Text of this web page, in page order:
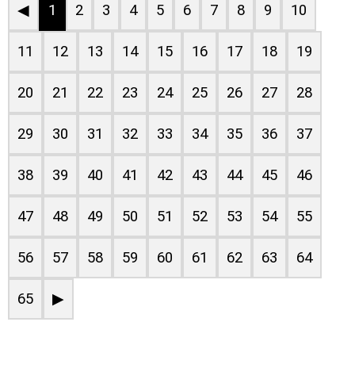
◀ 1 2 3 4 5 6 7 8 9 10
11 12 13 14 15 16 17 18 19
20 21 22 23 24 25 26 27 28
29 30 31 32 33 34 35 36 37
38 39 40 41 42 43 44 45 46
47 48 49 50 51 52 53 54 55
56 57 58 59 60 61 62 63 64
65 ▶